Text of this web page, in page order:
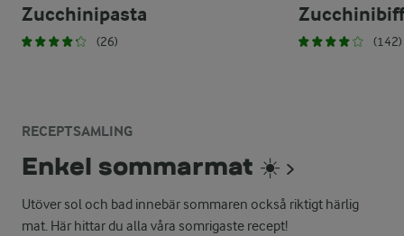
Zucchinipasta
(26) (142)
RECEPTSAMLING
Enkel sommarmat ☀️
Utöver sol och bad innebär sommaren också riktigt härlig
mat. Här hittar du alla våra somrigaste recept!